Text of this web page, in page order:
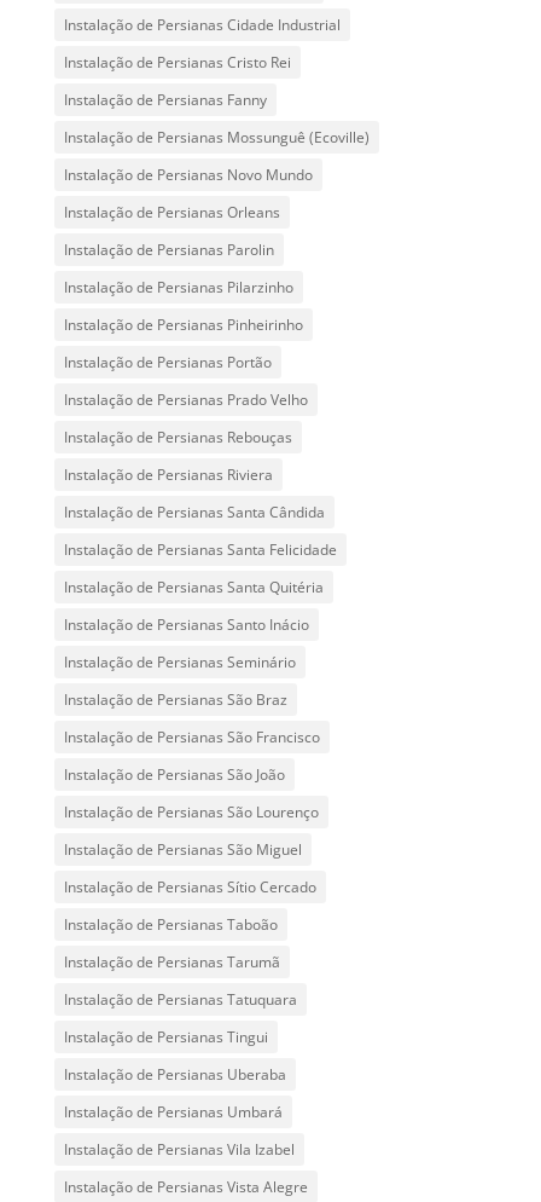
Instalação de Persianas Cidade Industrial
Instalação de Persianas Cristo Rei
Instalação de Persianas Fanny
Instalação de Persianas Mossunguê (Ecoville)
Instalação de Persianas Novo Mundo
Instalação de Persianas Orleans
Instalação de Persianas Parolin
Instalação de Persianas Pilarzinho
Instalação de Persianas Pinheirinho
Instalação de Persianas Portão
Instalação de Persianas Prado Velho
Instalação de Persianas Rebouças
Instalação de Persianas Riviera
Instalação de Persianas Santa Cândida
Instalação de Persianas Santa Felicidade
Instalação de Persianas Santa Quitéria
Instalação de Persianas Santo Inácio
Instalação de Persianas Seminário
Instalação de Persianas São Braz
Instalação de Persianas São Francisco
Instalação de Persianas São João
Instalação de Persianas São Lourenço
Instalação de Persianas São Miguel
Instalação de Persianas Sítio Cercado
Instalação de Persianas Taboão
Instalação de Persianas Tarumã
Instalação de Persianas Tatuquara
Instalação de Persianas Tingui
Instalação de Persianas Uberaba
Instalação de Persianas Umbará
Instalação de Persianas Vila Izabel
Instalação de Persianas Vista Alegre